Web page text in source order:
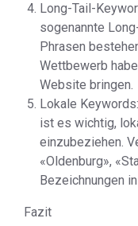
Long-Tail-
sogenannte
Phrasen
Wettbewerb
Website bringen.
Lokale
ist es wichtig,
einzubeziehen.
«Oldenburg»,
Bezeichnungen
Fazit